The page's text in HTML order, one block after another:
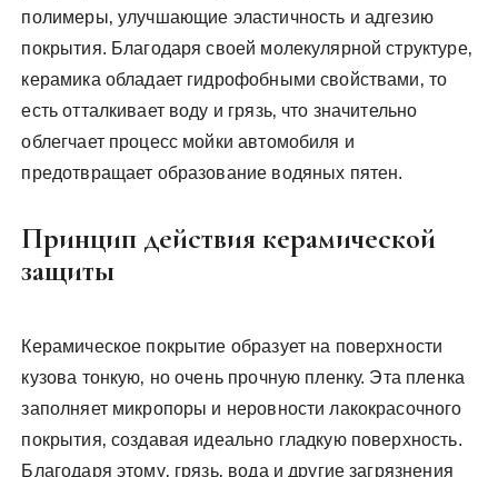
полимеры‚ улучшающие эластичность и адгезию
покрытия. Благодаря своей молекулярной структуре‚
керамика обладает гидрофобными свойствами‚ то
есть отталкивает воду и грязь‚ что значительно
облегчает процесс мойки автомобиля и
предотвращает образование водяных пятен.
Принцип действия керамической
защиты
Керамическое покрытие образует на поверхности
кузова тонкую‚ но очень прочную пленку. Эта пленка
заполняет микропоры и неровности лакокрасочного
покрытия‚ создавая идеально гладкую поверхность.
Благодаря этому‚ грязь‚ вода и другие загрязнения